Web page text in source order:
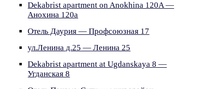
Dekabrist apartment on Anokhina 120A —
Анохина 120а
Отель Даурия — Профсоюзная 17
ул.Ленина д.25 — Ленина 25
Dekabrist apartment at Ugdanskaya 8 —
Угданская 8